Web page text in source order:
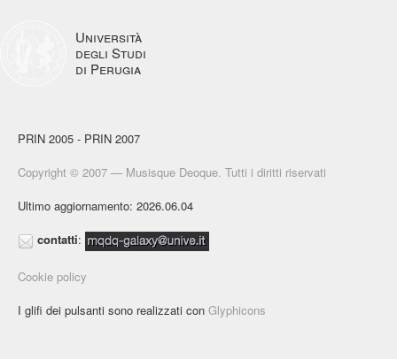
Università
degli Studi
di Perugia
PRIN 2005 - PRIN 2007
Copyright © 2007 — Musisque Deoque. Tutti i diritti riservati
Ultimo aggiornamento: 2026.06.04
contatti:
Cookie policy
I glifi dei pulsanti sono realizzati con Glyphicons